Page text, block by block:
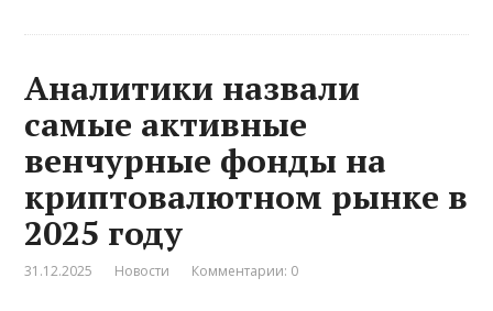
Аналитики назвали
самые активные
венчурные фонды на
криптовалютном рынке в
2025 году
31.12.2025 Новости Комментарии: 0